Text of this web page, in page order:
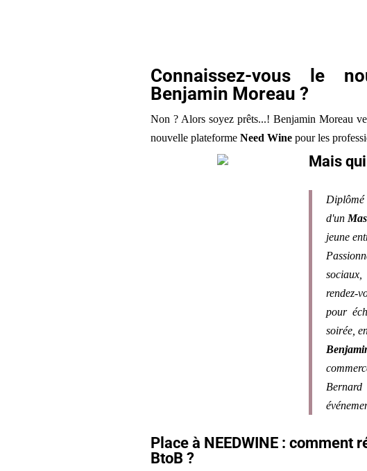
Connaissez-vous le
Benjamin Moreau ?
Non ? Alors soyez prêts...! Benjamin Moreau
nouvelle plateformeNeed Wine pour les
Mais
d'un
jeune
rendez-
pour
soirée,
Place à NEEDWINE : comment
BtoB ?